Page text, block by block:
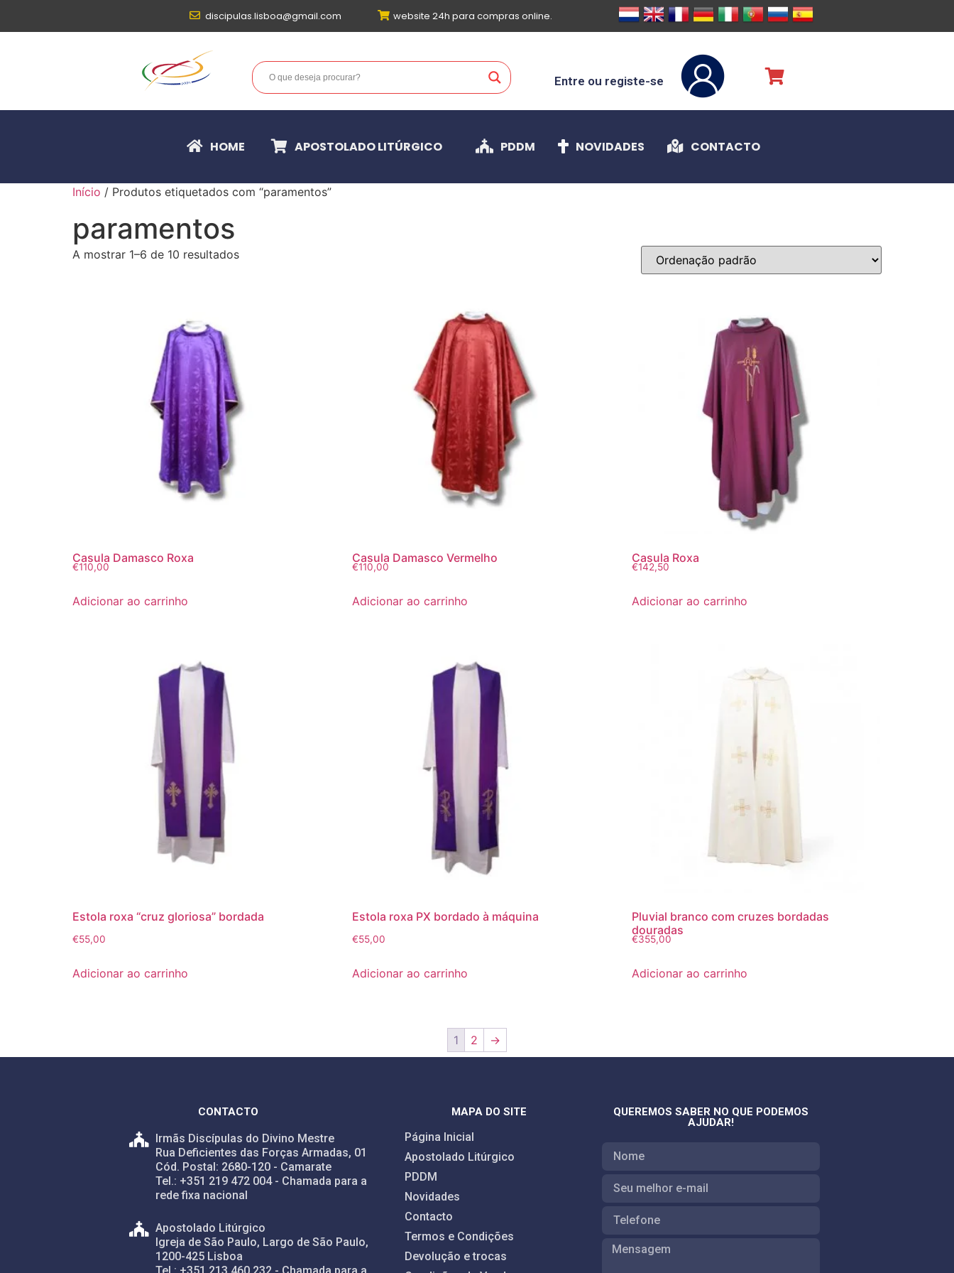
discipulas.lisboa@gmail.com website 24h para compras online.
Entre ou registe-se
HOME APOSTOLADO LITÚRGICO PDDM NOVIDADES CONTACTO
Início / Produtos etiquetados com “paramentos”
paramentos
A mostrar 1–6 de 10 resultados
Casula Damasco Roxa
€110,00
Adicionar ao carrinho
Casula Damasco Vermelho
€110,00
Adicionar ao carrinho
Casula Roxa
€142,50
Adicionar ao carrinho
Estola roxa “cruz gloriosa” bordada
€55,00
Adicionar ao carrinho
Estola roxa PX bordado à máquina
€55,00
Adicionar ao carrinho
Pluvial branco com cruzes bordadas
douradas
€355,00
Adicionar ao carrinho
1 2 →
CONTACTO
Irmãs Discípulas do Divino Mestre
Rua Deficientes das Forças Armadas, 01
Cód. Postal: 2680-120 - Camarate
Tel.: +351 219 472 004 - Chamada para a
rede fixa nacional
Apostolado Litúrgico
Igreja de São Paulo, Largo de São Paulo,
1200-425 Lisboa
MAPA DO SITE
Página Inicial
Apostolado Litúrgico
PDDM
Novidades
Contacto
Termos e Condições
Devolução e trocas
QUEREMOS SABER NO QUE PODEMOS
AJUDAR!